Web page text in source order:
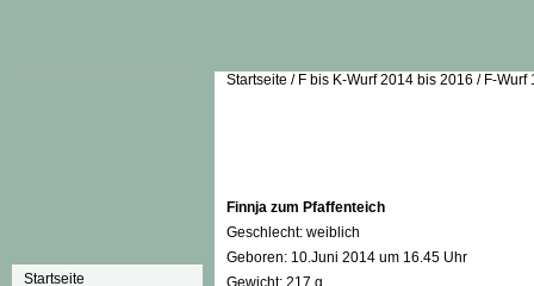
Startseite
Startseite / F bis K-Wurf 2014 bis 2016 / F-Wurf
Finnja zum Pfaffenteich
Geschlecht: weiblich
Geboren: 10.Juni 2014 um 16.45 Uhr
Gewicht: 217 g